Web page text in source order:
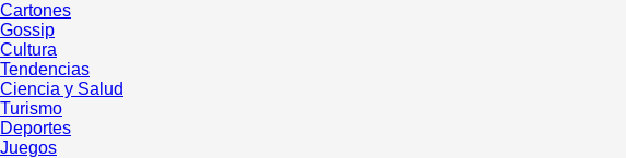
Cartones
Gossip
Cultura
Tendencias
Ciencia y Salud
Turismo
Deportes
Juegos